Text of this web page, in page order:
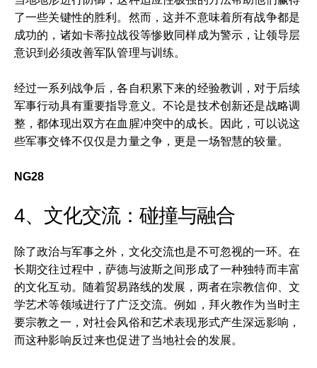
了一些关键性的胜利。然而，这并不意味着所有战争都是
成功的，诸如卡蒂拉战役等惨败同样成为警示，让领导层
意识到必须改善军队管理与训练。
经过一系列战争后，各自积累下来的经验教训，对于后续
军事行动具有重要指导意义。不论是技术创新还是战略调
整，都体现出双方在血腥冲突中的成长。因此，可以说这
些军事交锋不仅仅是力量之争，更是一场智慧的较量。
NG28
4、文化交流：碰撞与融合
除了政治与军事之外，文化交流也是不可忽视的一环。在
长期交往过程中，萨德与波斯之间形成了一种独特而丰富
的文化互动。随着贸易路线的发展，两者在宗教信仰、文
学艺术等领域进行了广泛交流。例如，拜火教作为当时主
要宗教之一，对社会风俗和艺术表现形式产生深远影响，
而这种影响反过来也促进了当地社会的发展。